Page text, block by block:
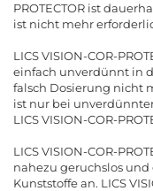
PROTECTOR ist
ist nicht mehr
LICS VISION-COR-
einfach unverdünnt in
falsch Dosierung nicht
ist nur bei
LICS VISION-COR-
LICS VISION-COR-
nahezu geruchslos
Kunststoffe an. LICS